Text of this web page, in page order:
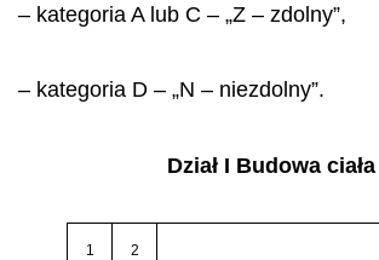
– kategoria A lub C – „Z – zdolny”,
– kategoria D – „N – niezdolny”.
Dział I Budowa ciała
1 2